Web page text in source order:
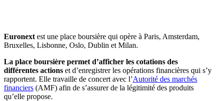
Voir tous les pays
Amazon
🇳🇱 Pays-Bas
Toutes les fiches pays
Euronext est une place boursière qui opère à Paris, Amsterdam,
Bruxelles, Lisbonne, Oslo, Dublin et Milan.
La place boursière permet d’afficher les cotations des
différentes actions et d’enregistrer les opérations financières qui s’y
rapportent. Elle travaille de concert avec l’Autorité des marchés
financiers (AMF) afin de s’assurer de la légitimité des produits
qu’elle propose.